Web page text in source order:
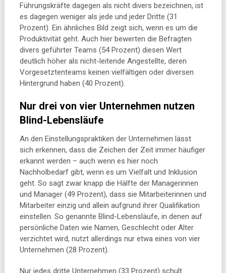
Führungskräfte dagegen als nicht divers bezeichnen, ist
es dagegen weniger als jede und jeder Dritte (31
Prozent). Ein ähnliches Bild zeigt sich, wenn es um die
Produktivität geht. Auch hier bewerten die Befragten
divers geführter Teams (54 Prozent) diesen Wert
deutlich höher als nicht-leitende Angestellte, deren
Vorgesetztenteams keinen vielfältigen oder diversen
Hintergrund haben (40 Prozent).
Nur drei von vier Unternehmen nutzen
Blind-Lebensläufe
An den Einstellungspraktiken der Unternehmen lässt
sich erkennen, dass die Zeichen der Zeit immer häufiger
erkannt werden – auch wenn es hier noch
Nachholbedarf gibt, wenn es um Vielfalt und Inklusion
geht. So sagt zwar knapp die Hälfte der Managerinnen
und Manager (49 Prozent), dass sie Mitarbeiterinnen und
Mitarbeiter einzig und allein aufgrund ihrer Qualifikation
einstellen. So genannte Blind-Lebensläufe, in denen auf
persönliche Daten wie Namen, Geschlecht oder Alter
verzichtet wird, nutzt allerdings nur etwa eines von vier
Unternehmen (28 Prozent).
Nur jedes dritte Unternehmen (33 Prozent) schult